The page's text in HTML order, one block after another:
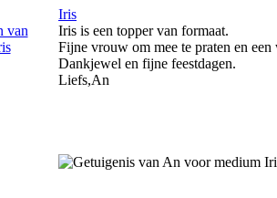
Iris
Iris is een topper van formaat.
Fijne vrouw om mee te praten en
Dankjewel en fijne feestdagen.
Liefs,An